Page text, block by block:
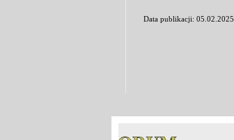
Data publikacji: 05.02.2025